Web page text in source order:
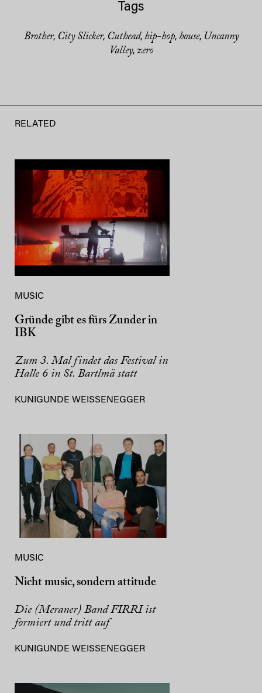
Tags
Brother, City Slicker, Cuthead, hip-hop, house, Uncanny
Valley, zero
RELATED
MUSIC
Gründe gibt es fürs Zunder in
IBK
Zum 3. Mal findet das Festival in
Halle 6 in St. Bartlmä statt
KUNIGUNDE WEISSENEGGER
MUSIC
Nicht music, sondern attitude
Die (Meraner) Band FIRRI ist
formiert und tritt auf
KUNIGUNDE WEISSENEGGER